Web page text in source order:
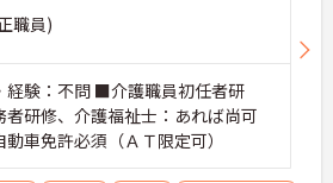
職員)
験：不問 ■介護職員初任者研
者研修、介護福祉士：あれば尚可
車免許必須（ＡＴ限定可）